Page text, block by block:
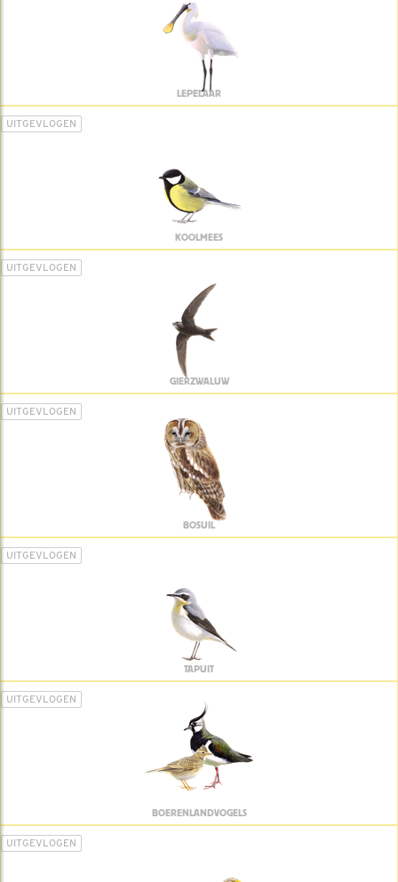
LEPELAAR
UITGEVLOGEN
KOOLMEES
UITGEVLOGEN
GIERZWALUW
UITGEVLOGEN
BOSUIL
UITGEVLOGEN
TAPUIT
UITGEVLOGEN
BOERENLANDVOGELS
UITGEVLOGEN